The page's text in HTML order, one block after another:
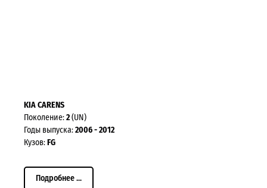
KIA CARENS
Поколение:2(UN)
Годы выпуска:2006 - 2012
Кузов:FG
Подробнее ...